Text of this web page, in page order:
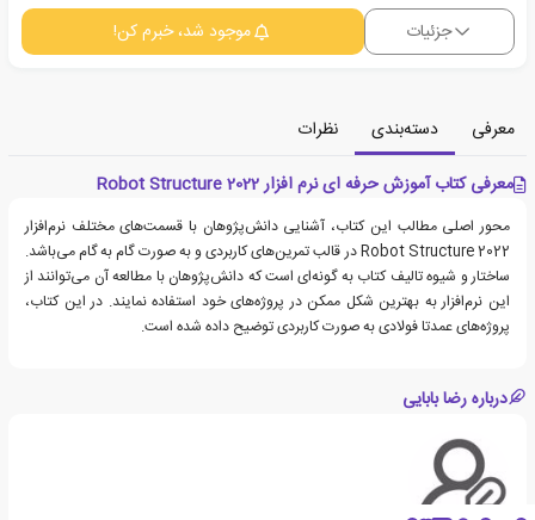
جزئیات موجود شد، خبرم کن!
معرفی دسته‌بندی
نظرات
معرفی کتاب آموزش حرفه ای نرم افزار Robot Structure 2022
محور اصلی مطالب این کتاب، آشنایی دانش‌پژوهان با قسمت‌های مختلف نرم‌افزار
Robot Structure 2022 در قالب تمرین‌های کاربردی و به صورت گام به گام می‌باشد.
ساختار و شیوه تالیف کتاب به گونه‌ای است که دانش‌پژوهان با مطالعه آن می‌توانند از
این نرم‌افزار به بهترین شکل ممکن در پروژه‌های خود استفاده نمایند. در این کتاب،
پروژه‌های عمدتا فولادی به صورت کاربردی توضیح داده شده است.
درباره رضا بابایی